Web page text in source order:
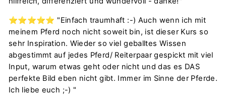
⭐️⭐️⭐️⭐️⭐️ "Einfach traumhaft :-) Auch wenn ich mit
meinem Pferd noch nicht soweit bin, ist dieser Kurs so
sehr Inspiration. Wieder so viel geballtes Wissen
abgestimmt auf jedes Pferd/ Reiterpaar gespickt mit viel
Input, warum etwas geht oder nicht und das es DAS
perfekte Bild eben nicht gibt. Immer im Sinne der Pferde.
Ich liebe euch ;-) "